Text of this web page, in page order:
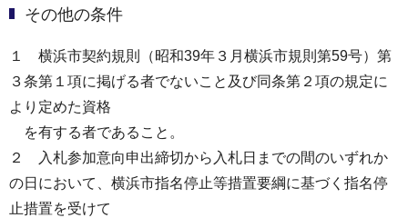
その他の条件
１ 横浜市契約規則（昭和39年３月横浜市規則第59号）第
３条第１項に掲げる者でないこと及び同条第２項の規定に
より定めた資格
を有する者であること。
２ 入札参加意向申出締切から入札日までの間のいずれか
の日において、横浜市指名停止等措置要綱に基づく指名停
止措置を受けて